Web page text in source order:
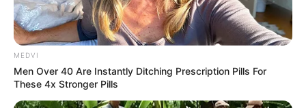
MEDVI
Men Over 40 Are Instantly Ditching Prescription Pills For
These 4x Stronger Pills